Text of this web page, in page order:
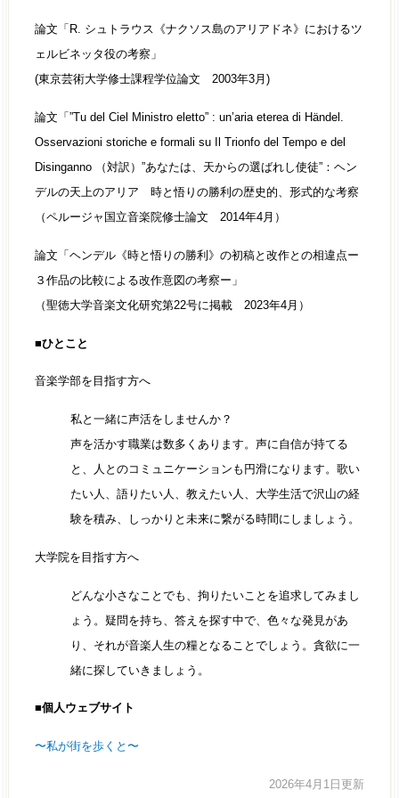
論文「R. シュトラウス《ナクソス島のアリアドネ》におけるツ
ェルビネッタ役の考察」
(東京芸術大学修士課程学位論文 2003年3月)
論文「”Tu del Ciel Ministro eletto” : un’aria eterea di Händel.
Osservazioni storiche e formali su Il Trionfo del Tempo e del
Disinganno （対訳）”あなたは、天からの選ばれし使徒”：ヘン
デルの天上のアリア 時と悟りの勝利の歴史的、形式的な考察
（ペルージャ国立音楽院修士論文 2014年4月）
論文「ヘンデル《時と悟りの勝利》の初稿と改作との相違点ー
３作品の比較による改作意図の考察ー」
（聖徳大学音楽文化研究第22号に掲載 2023年4月）
■ひとこと
音楽学部を目指す方へ
私と一緒に声活をしませんか？
声を活かす職業は数多くあります。声に自信が持てる
と、人とのコミュニケーションも円滑になります。歌い
たい人、語りたい人、教えたい人、大学生活で沢山の経
験を積み、しっかりと未来に繋がる時間にしましょう。
大学院を目指す方へ
どんな小さなことでも、拘りたいことを追求してみまし
ょう。疑問を持ち、答えを探す中で、色々な発見があ
り、それが音楽人生の糧となることでしょう。貪欲に一
緒に探していきましょう。
■個人ウェブサイト
〜私が街を歩くと〜
2026年4月1日更新